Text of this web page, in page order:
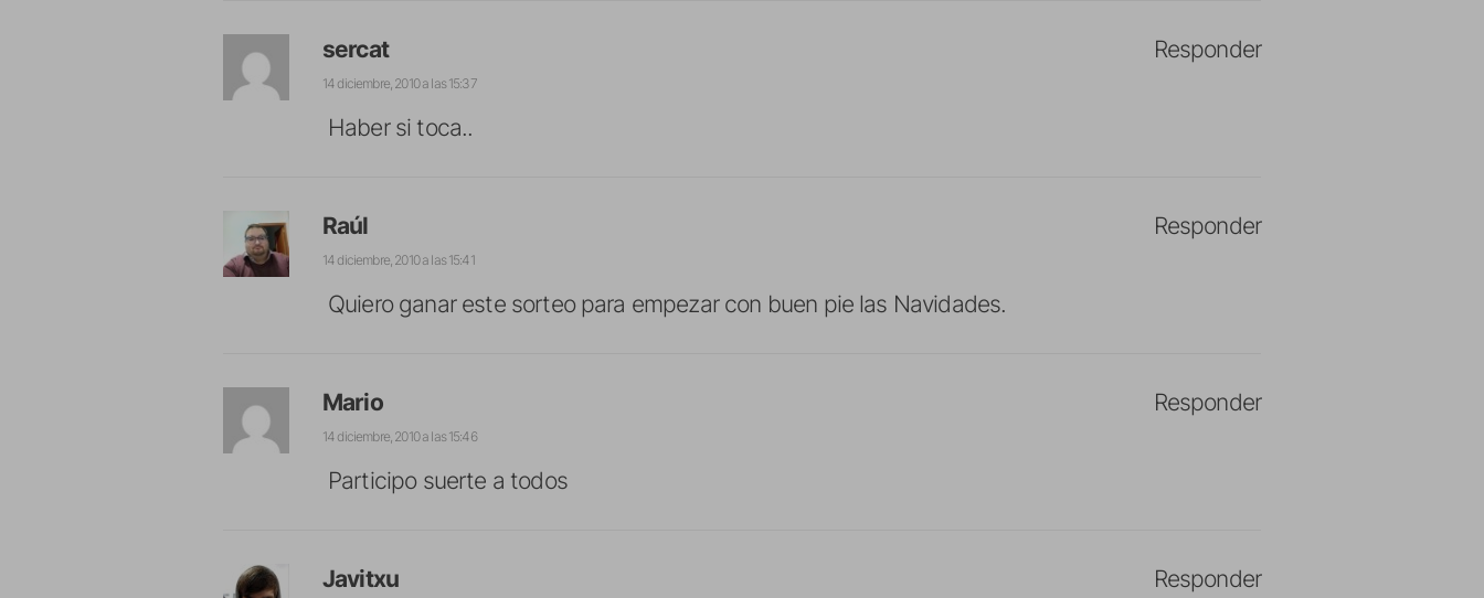
sercat
14 diciembre, 2010 a las 15:37
Haber si toca..
Responder
Raúl
14 diciembre, 2010 a las 15:41
Quiero ganar este sorteo para empezar con buen pie las Navidades.
Responder
Mario
14 diciembre, 2010 a las 15:46
Participo suerte a todos
Responder
Javitxu Responder